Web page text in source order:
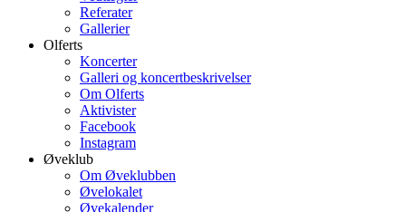
Referater
Gallerier
Olferts
Koncerter
Galleri og koncertbeskrivelser
Om Olferts
Aktivister
Facebook
Instagram
Øveklub
Om Øveklubben
Øvelokalet
Øvekalender